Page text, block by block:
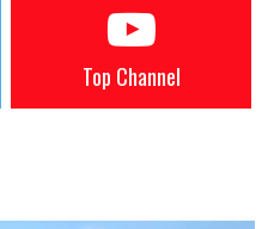
Top Channel